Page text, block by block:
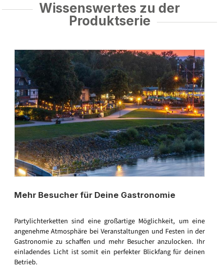
Wissenswertes zu der
Produktserie
Mehr Besucher für Deine Gastronomie
Partylichterketten sind eine großartige Möglichkeit, um eine
angenehme Atmosphäre bei Veranstaltungen und Festen in der
Gastronomie zu schaffen und mehr Besucher anzulocken. Ihr
einladendes Licht ist somit ein perfekter Blickfang für deinen
Betrieb.